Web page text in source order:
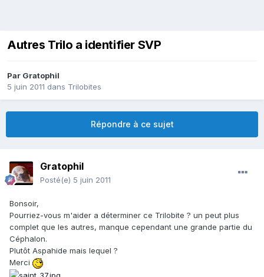
Autres Trilo a identifier SVP
Par Gratophil
5 juin 2011 dans Trilobites
Répondre à ce sujet
Gratophil
Posté(e) 5 juin 2011
Bonsoir,
Pourriez-vous m'aider a déterminer ce Trilobite ? un peut plus
complet que les autres, manque cependant une grande partie du
Céphalon.
Plutôt Aspahide mais lequel ?
Merci